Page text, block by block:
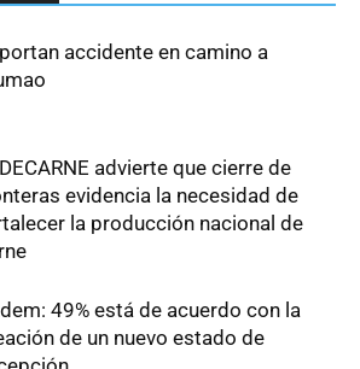
accidente en camino a
advierte que cierre de
evidencia la necesidad de
la producción nacional de
49% está de acuerdo con la
de un nuevo estado de